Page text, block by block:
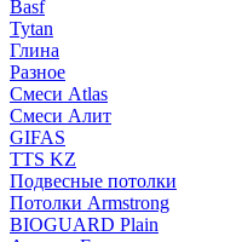
Basf
Tytan
Глина
Разное
Смеси Atlas
Смеси Алит
GIFAS
TTS KZ
Подвесные потолки
Потолки Armstrong
BIOGUARD Plain